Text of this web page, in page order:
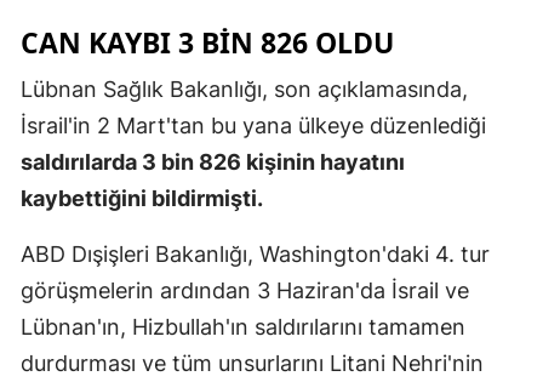
Yozgat
Bayburt
Karaman
Kırıkkale
CAN KAYBI 3 BIN 826 OLDU
Lübnan Sağlık Bakanlığı, son açıklamasında,
İsrail'in 2 Mart'tan bu yana ülkeye düzenlediği
saldırılarda 3 bin 826 kişinin hayatını
kaybettiğini bildirmişti.
ABD Dışişleri Bakanlığı, Washington'daki 4. tur
görüşmelerin ardından 3 Haziran'da İsrail ve
Lübnan'ın, Hizbullah'ın saldırılarını tamamen
durdurması ve tüm unsurlarını Litani Nehri'nin